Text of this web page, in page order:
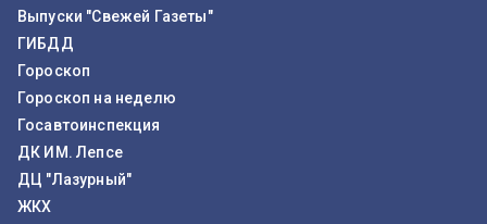
Выпуски "Свежей Газеты"
ГИБДД
Гороскоп
Гороскоп на неделю
Госавтоинспекция
ДК ИМ. Лепсе
ДЦ "Лазурный"
ЖКХ